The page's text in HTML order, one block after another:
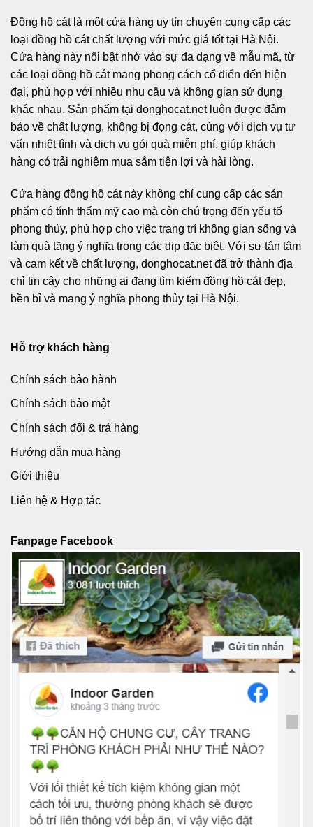
Đồng hồ cátlà một cửa hàng uy tín chuyên cung cấp các
loại đồng hồ cát chất lượng với mức giá tốt tại Hà Nội.
Cửa hàng này nổi bật nhờ vào sự đa dạng về mẫu mã, từ
các loại đồng hồ cát mang phong cách cổ điển đến hiện
đại, phù hợp với nhiều nhu cầu và không gian sử dụng
khác nhau. Sản phẩm tại donghocat.net luôn được đảm
bảo về chất lượng, không bị đọng cát, cùng với dịch vụ tư
vấn nhiệt tình và dịch vụ gói quà miễn phí, giúp khách
hàng có trải nghiệm mua sắm tiện lợi và hài lòng.
Cửa hàng đồng hồ cát này không chỉ cung cấp các sản
phẩm có tính thẩm mỹ cao mà còn chú trọng đến yếu tố
phong thủy, phù hợp cho việc trang trí không gian sống và
làm quà tặng ý nghĩa trong các dịp đặc biệt. Với sự tận tâm
và cam kết về chất lượng, donghocat.net đã trở thành địa
chỉ tin cậy cho những ai đang tìm kiếm đồng hồ cát đẹp,
bền bỉ và mang ý nghĩa phong thủy tại Hà Nội.
Hỗ trợ khách hàng
Chính sách bảo hành
Chính sách bảo mật
Chính sách đổi & trả hàng
Hướng dẫn mua hàng
Giới thiệu
Liên hệ & Hợp tác
Fanpage Facebook